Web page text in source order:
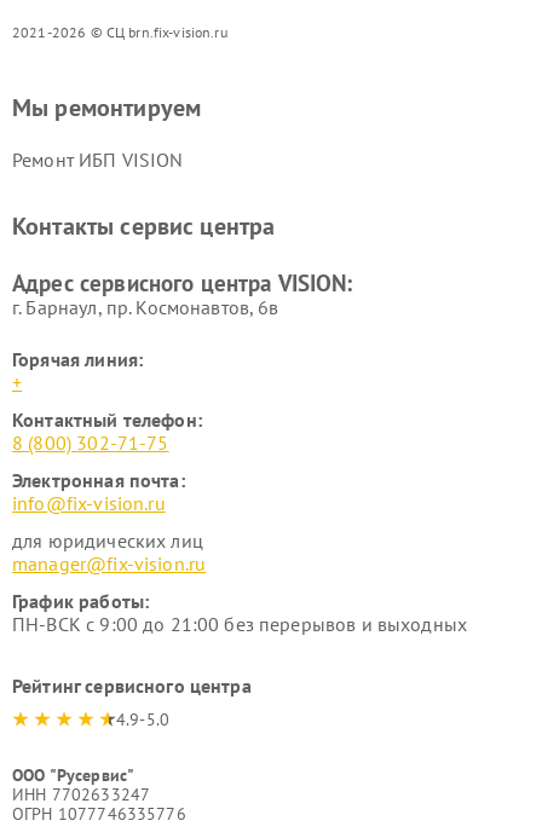
2021-2026 © СЦ brn.fix-vision.ru
Мы ремонтируем
Ремонт ИБП VISION
Контакты сервис центра
Адрес сервисного центра VISION:
г. Барнаул, ​пр. Космонавтов, 6в
Горячая линия:
+
Контактный телефон:
8 (800) 302-71-75
Электронная почта:
info@fix-vision.ru
для юридических лиц
manager@fix-vision.ru
График работы:
ПН-ВСК с 9:00 до 21:00 без перерывов и выходных
Рейтинг сервисного центра
4.9-5.0
ООО "Русервис"
ИНН 7702633247
ОГРН 1077746335776